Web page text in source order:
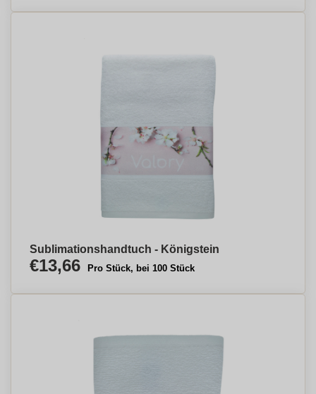
Sublimationshandtuch - Königstein
€13,66 Pro Stück, bei 100 Stück